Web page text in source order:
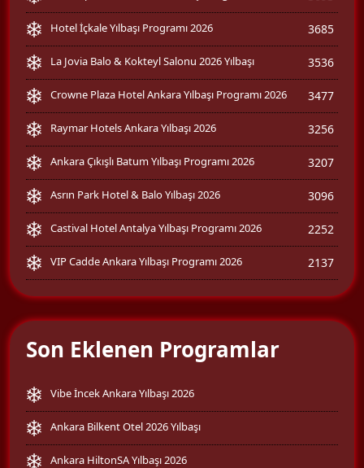
Hotel İçkale Yılbaşı Programı 2026 3685
La Jovia Balo & Kokteyl Salonu 2026 Yılbaşı 3536
Crowne Plaza Hotel Ankara Yılbaşı Programı 2026 3477
Raymar Hotels Ankara Yılbaşı 2026 3256
Ankara Çıkışlı Batum Yılbaşı Programı 2026 3207
Asrın Park Hotel & Balo Yılbaşı 2026 3096
Castival Hotel Antalya Yılbaşı Programı 2026 2252
VIP Cadde Ankara Yılbaşı Programı 2026 2137
Son Eklenen Programlar
Vibe İncek Ankara Yılbaşı 2026
Ankara Bilkent Otel 2026 Yılbaşı
Ankara HiltonSA Yılbaşı 2026